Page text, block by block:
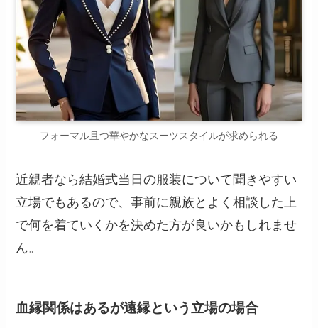
フォーマル且つ華やかなスーツスタイルが求められる
近親者なら結婚式当日の服装について聞きやすい
立場でもあるので、事前に親族とよく相談した上
で何を着ていくかを決めた方が良いかもしれませ
ん。
血縁関係はあるが遠縁という立場の場合